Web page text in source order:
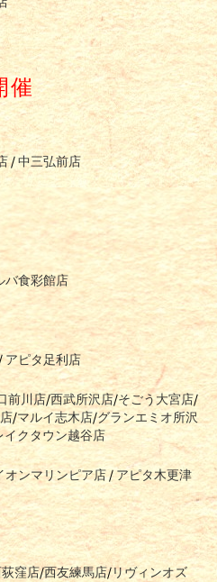
催
/中三弘前店
バ食彩館店
アピタ足利店
前川店/西武所沢店/そごう大宮店/
/マルイ志木店/グランエミオ所沢
イクタウン越谷店
オンマリンピア店/ アピタ木更津
窪店/西友練馬店/リヴィンオズ